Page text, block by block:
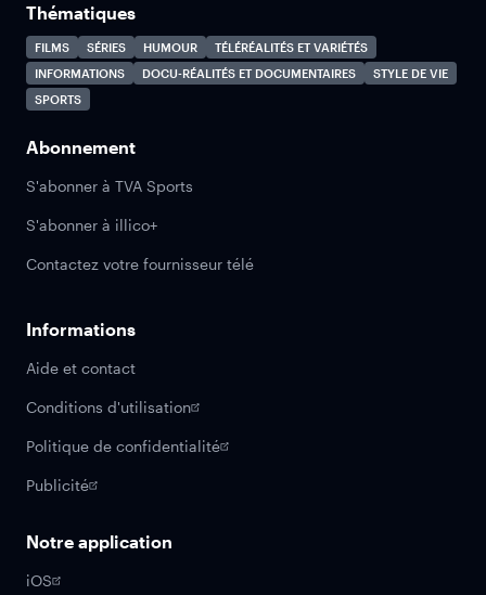
Thématiques
FILMS SÉRIES HUMOUR
TÉLÉRÉALITÉS ET VARIÉTÉS
INFORMATIONS
DOCU-RÉALITÉS ET DOCUMENTAIRES
STYLE DE VIE
SPORTS
Abonnement
S'abonner à TVA Sports
S'abonner à illico+
Contactez votre fournisseur télé
Informations
Aide et contact
Conditions d'utilisation
Politique de confidentialité
Publicité
Notre application
iOS